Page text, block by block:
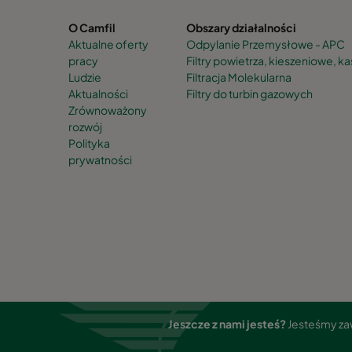
O Camfil
Aktualne oferty
pracy
Ludzie
Aktualności
Zrównoważony
rozwój
Polityka
prywatności
Obszary działalności
Odpylanie Przemysłowe - APC
Filtry powietrza, kieszeniowe,
Filtracja Molekularna
Filtry do turbin gazowych
Jeszcze z nami jesteś? Jesteśmy